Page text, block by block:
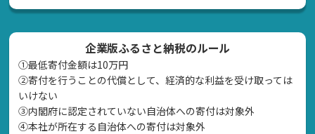
企業版ふるさと納税のルール
①最低寄付金額は10万円
②寄付を行うことの代償として、経済的な利益を受け取っては
いけない
➂内閣府に認定されていない自治体への寄付は対象外
④本社が所在する自治体への寄付は対象外